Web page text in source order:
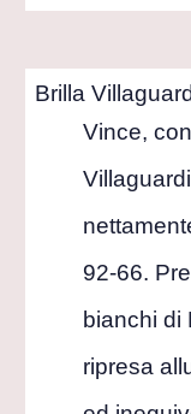
Brilla
Vince,
92-66.
bianchi di
ripresa